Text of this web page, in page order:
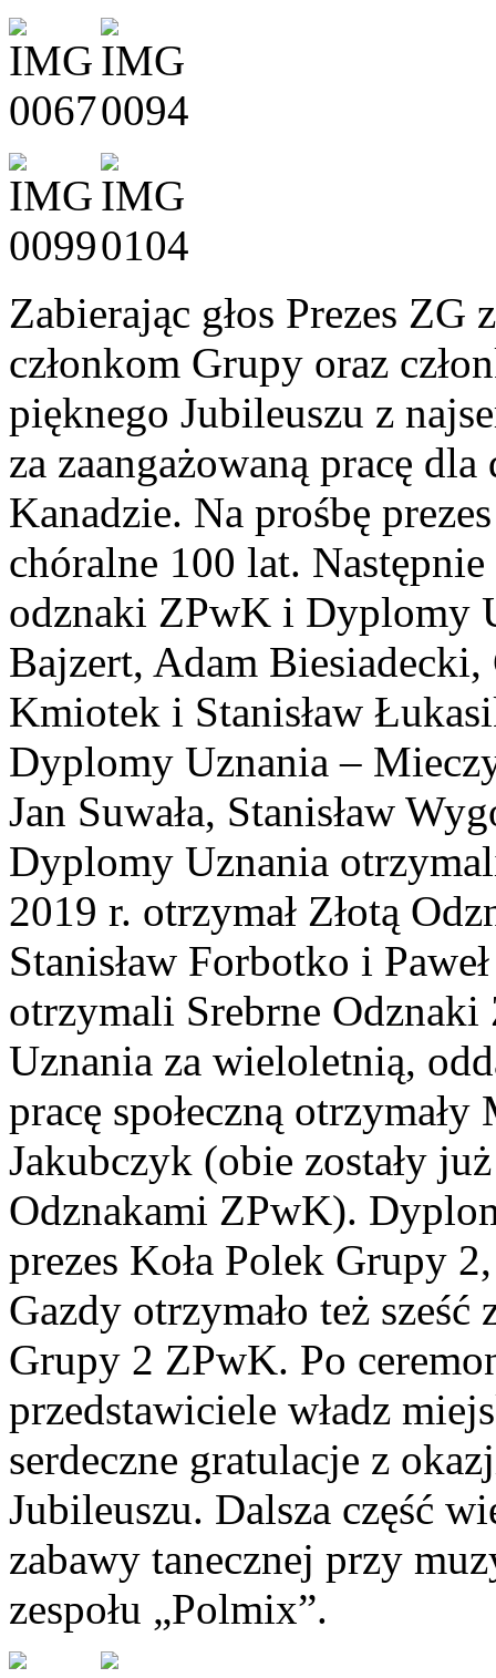
Zabierając głos Prezes ZG
członkom Grupy oraz
pięknego Jubileuszu z
za zaangażowaną pracę
Kanadzie. Na prośbę
chóralne 100 lat.
odznaki ZPwK i Dyplomy
Bajzert, Adam Biesiadecki,
Kmiotek i Stanisław
Dyplomy Uznania –
Jan Suwała, Stanisław
Dyplomy Uznania
2019 r. otrzymał Złotą
Stanisław Forbotko i
otrzymali Srebrne
Uznania za wieloletnią,
pracę społeczną
Jakubczyk (obie zostały
Odznakami ZPwK).
prezes Koła Polek Grupy
Gazdy otrzymało też sześć
Grupy 2 ZPwK. Po
przedstawiciele władz
serdeczne gratulacje z
Jubileuszu. Dalsza część
zabawy tanecznej przy
zespołu „Polmix”.